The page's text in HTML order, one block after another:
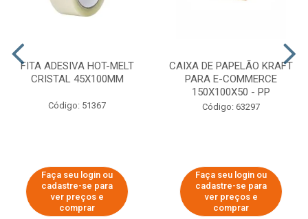
FITA ADESIVA HOT-MELT
CRISTAL 45X100MM
Código: 51367
Faça seu login ou
cadastre-se para
ver preços e
comprar
CAIXA DE PAPELÃO KRAFT
PARA E-COMMERCE
150X100X50 - PP
Código: 63297
Faça seu login ou
cadastre-se para
ver preços e
comprar